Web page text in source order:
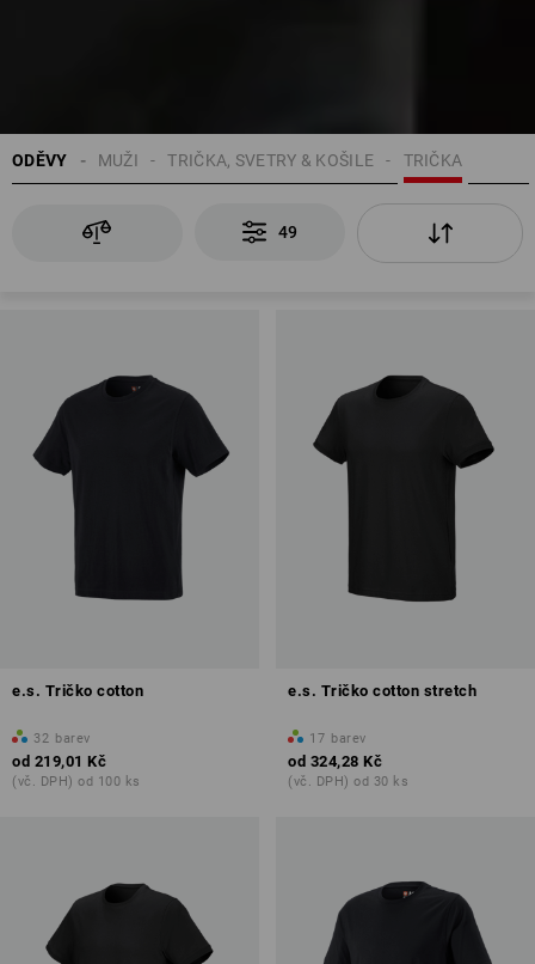
ODĚVY TRIČKA
TRIČKA, SVETRY & KOŠILE
MUŽI
49
e.s. Tričko cotton
32 barev
od 219,01 Kč
(vč. DPH) od 100 ks
e.s. Tričko cotton stretch
17 barev
od 324,28 Kč
(vč. DPH) od 30 ks